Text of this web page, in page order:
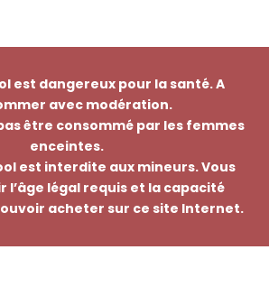
est dangereux pour la santé. A
avec modération.
être consommé par les femmes
enceintes.
est interdite aux mineurs. Vous
l’âge légal requis et la capacité
acheter sur ce site Internet.